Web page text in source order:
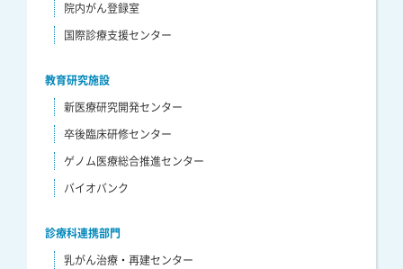
院内がん登録室
国際診療支援センター
教育研究施設
新医療研究開発センター
卒後臨床研修センター
ゲノム医療総合推進センター
バイオバンク
診療科連携部門
乳がん治療・再建センター